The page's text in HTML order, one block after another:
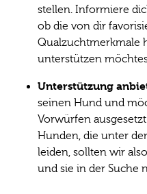
stellen. Informiere
ob die von dir
Qualzuchtmerkmale
unterstützen
Unterstützung
seinen Hund und
Vorwürfen
Hunden, die unter
leiden, sollten wir
und sie in der Suche